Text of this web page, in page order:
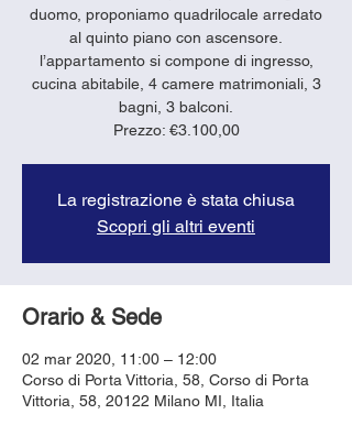
duomo, proponiamo quadrilocale arredato
al quinto piano con ascensore.
l’appartamento si compone di ingresso,
cucina abitabile, 4 camere matrimoniali, 3
bagni, 3 balconi.
Prezzo: €3.100,00
La registrazione è stata chiusa
Scopri gli altri eventi
Orario & Sede
02 mar 2020, 11:00 – 12:00
Corso di Porta Vittoria, 58, Corso di Porta
Vittoria, 58, 20122 Milano MI, Italia